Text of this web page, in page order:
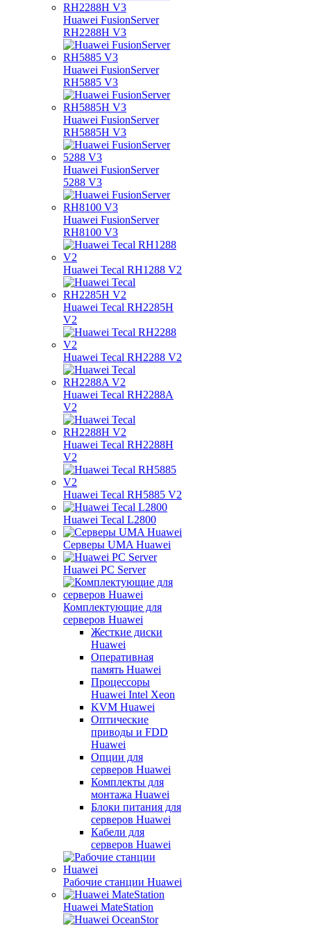
Huawei FusionServer
RH2288H V3
Huawei FusionServer
RH5885 V3
Huawei FusionServer
RH5885H V3
Huawei FusionServer
5288 V3
Huawei FusionServer
RH8100 V3
Huawei Tecal RH1288 V2
Huawei Tecal RH2285H
V2
Huawei Tecal RH2288 V2
Huawei Tecal RH2288A
V2
Huawei Tecal RH2288H
V2
Huawei Tecal RH5885 V2
Huawei Tecal L2800
Серверы UMA Huawei
Huawei PC Server
Комплектующие для
серверов Huawei
Жесткие диски
Huawei
Оперативная
память Huawei
Процессоры
Huawei Intel Xeon
KVM Huawei
Оптические
приводы и FDD
Huawei
Опции для
серверов Huawei
Комплекты для
монтажа Huawei
Блоки питания для
серверов Huawei
Кабели для
серверов Huawei
Рабочие станции Huawei
Huawei MateStation